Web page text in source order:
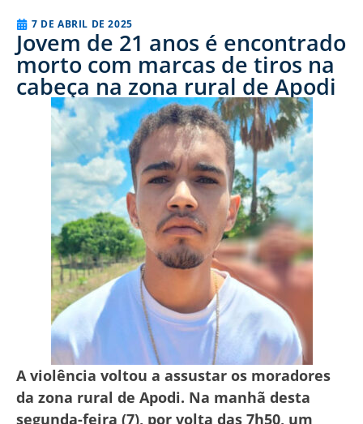
7 DE ABRIL DE 2025
Jovem de 21 anos é encontrado
morto com marcas de tiros na
cabeça na zona rural de Apodi
A violência voltou a assustar os moradores
da zona rural de Apodi. Na manhã desta
segunda-feira (7), por volta das 7h50, um